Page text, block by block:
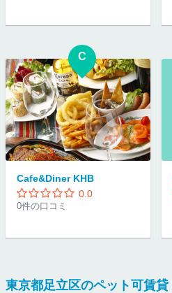
C
Cafe&Diner KHB
0.0
0件の口コミ
東京都足立区のペット可賃貸